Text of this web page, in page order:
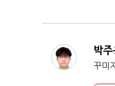
박
꾸미